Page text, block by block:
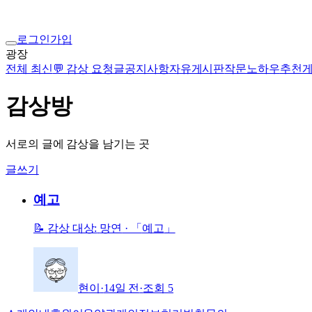
로그인가입
광장
전체 최신 💬 감상 요청글공지사항자유게시판작문노하우추천
감상방
서로의 글에 감상을 남기는 곳
글쓰기
예고
📝 감상 대상: 망연 · 「 예고 」
현이 ·14일 전 ·조회 5